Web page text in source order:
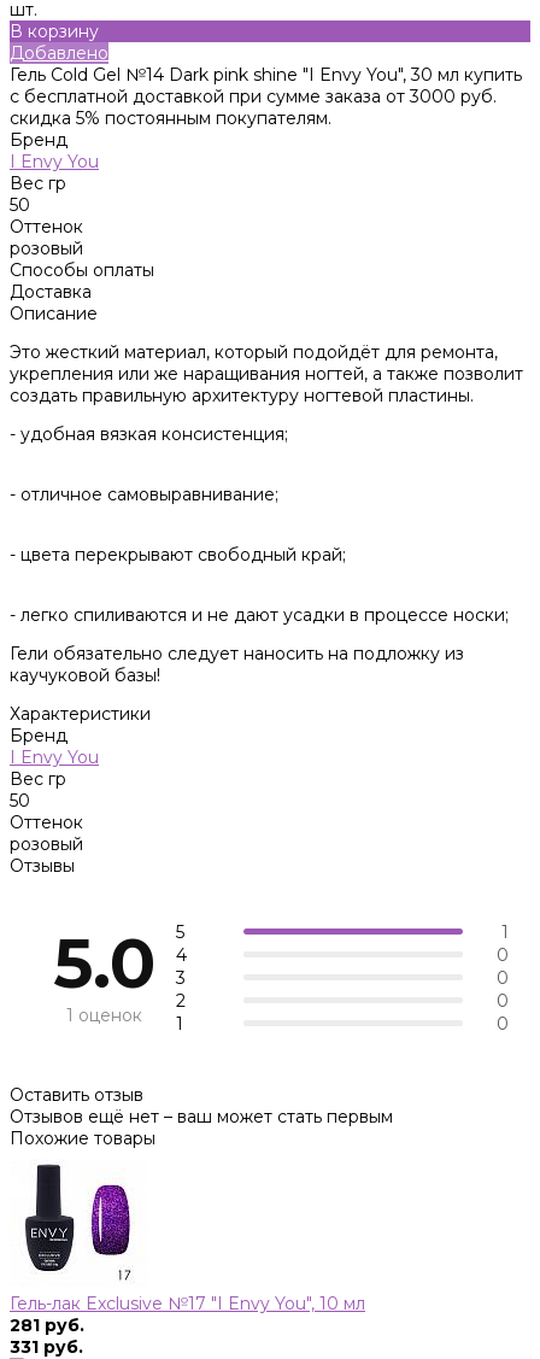
шт.
В корзину
Добавлено
Гель Cold Gel №14 Dark pink shine "I Envy You", 30 мл купить
с бесплатной доставкой при сумме заказа от 3000 руб.
скидка 5% постоянным покупателям.
Бренд
I Envy You
Вес гр
50
Оттенок
розовый
Способы оплаты
Доставка
Описание
Это жесткий материал, который подойдёт для ремонта,
укрепления или же наращивания ногтей, а также позволит
создать правильную архитектуру ногтевой пластины.
- удобная вязкая консистенция;
- отличное самовыравнивание;
- цвета перекрывают свободный край;
- легко спиливаются и не дают усадки в процессе носки;
Гели обязательно следует наносить на подложку из
каучуковой базы!
Характеристики
Бренд
I Envy You
Вес гр
50
Оттенок
розовый
Отзывы
5.0
1 оценок
5
1
4
0
3
0
2
0
1
0
Оставить отзыв
Отзывов ещё нет – ваш может стать первым
Похожие товары
Гель-лак Exclusive №17 "I Envy You", 10 мл
281 руб.
331 руб.